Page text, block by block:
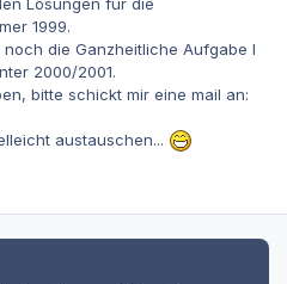
1999.
die Ganzheitliche Aufgabe I
2000/2001.
bitte schickt mir eine mail an:
austauschen...